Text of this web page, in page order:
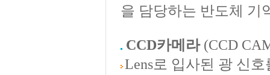
을 담당하는 반도체 기
CCD카메라(CCD
Lens로 입사된 광 신